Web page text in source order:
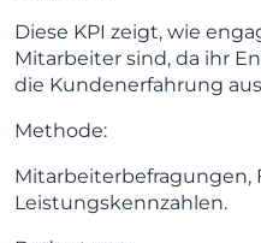
Diese KPI zeigt, wie
Mitarbeiter sind, da ihr
die Kundenerfahrung
Methode:
Mitarbeiterbefragungen,
Leistungskennzahlen.